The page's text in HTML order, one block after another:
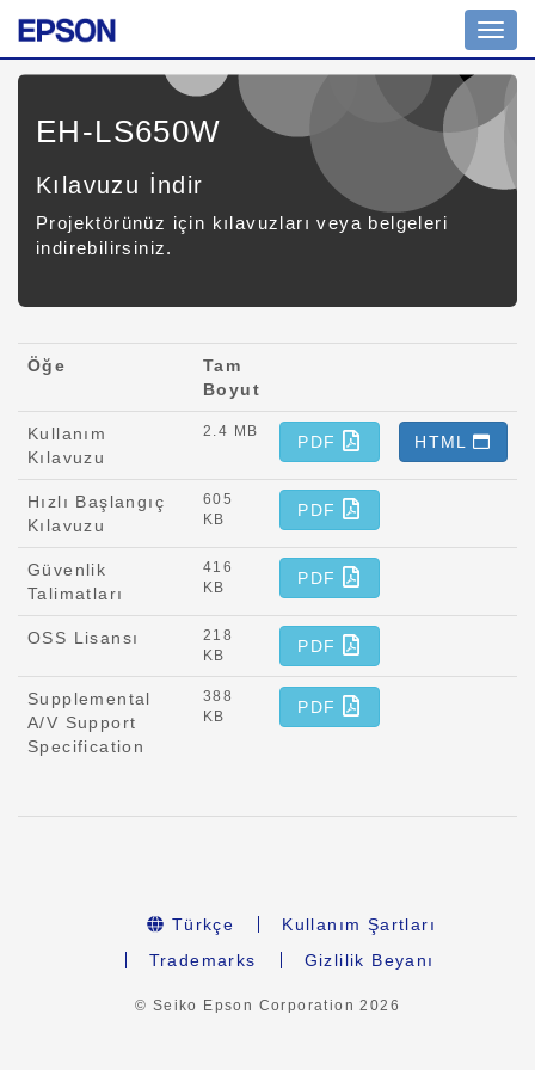
EH-LS650W
Kılavuzu İndir
Projektörünüz için kılavuzları veya belgeleri
indirebilirsiniz.
Öğe
Tam
Boyut
Kullanım
Kılavuzu
2.4 MB
PDF HTML
Hızlı Başlangıç
Kılavuzu
605
KB
PDF
Güvenlik
Talimatları
416
KB
PDF
OSS Lisansı
218
KB
PDF
Supplemental
A/V Support
Specification
388
KB
PDF
Türkçe
Kullanım Şartları
Trademarks
Gizlilik Beyanı
© Seiko Epson Corporation2026